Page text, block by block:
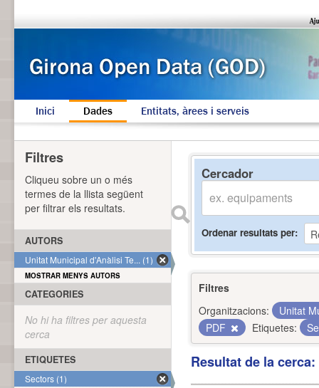
Inici Dades Entitats, àrees i serveis
Cercador
Ordenar resultats per
Filtres
Organitzacions:
Unitat
PDF
Etiquetes:
Resultat de la
Filtres
Cliqueu sobre un o més
termes de la llista següent
per filtrar els resultats.
AUTORS
Unitat Municipal d'Anàlisi Te... (1)
MOSTRAR MENYS AUTORS
CATEGORIES
No hi ha filtres per aquesta
cerca
ETIQUETES
Sectors (1)